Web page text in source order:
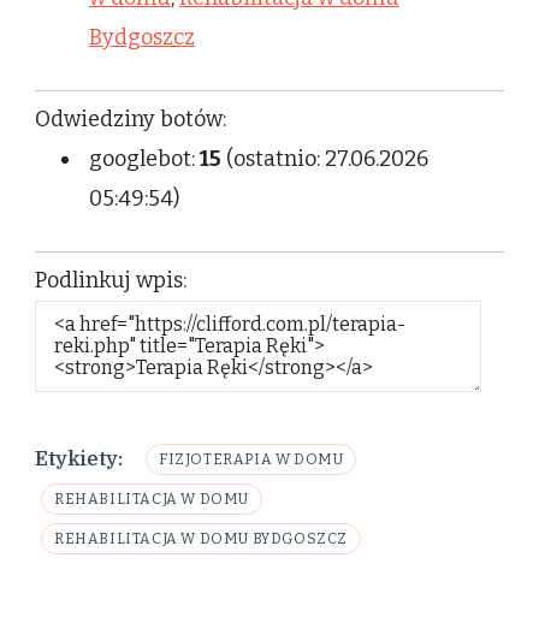
Bydgoszcz
Odwiedziny botów:
googlebot:15 (ostatnio: 27.06.2026
05:49:54)
Podlinkuj wpis:
Etykiety: FIZJOTERAPIA W DOMU
REHABILITACJA W DOMU
REHABILITACJA W DOMU BYDGOSZCZ